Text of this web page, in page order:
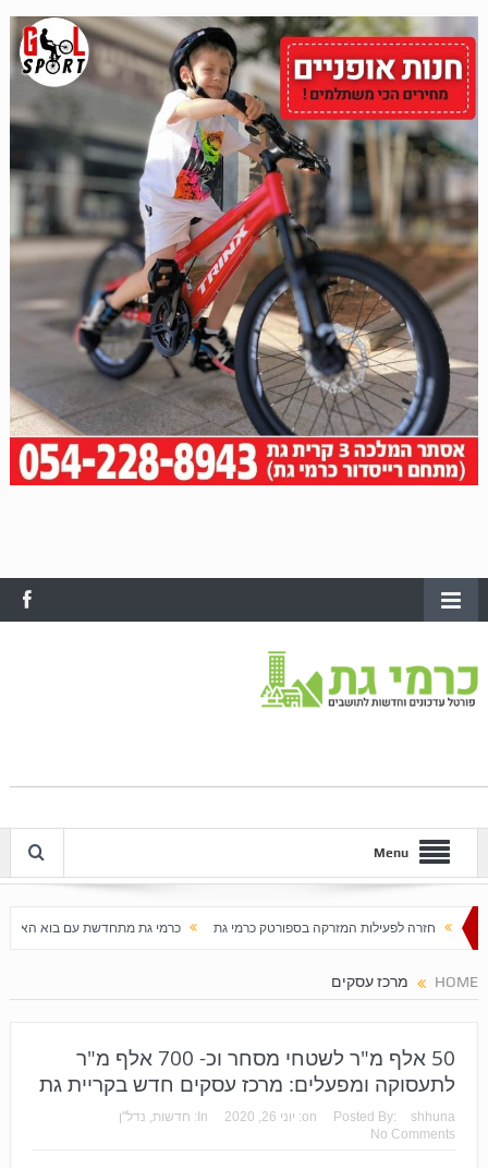
Menu
המזרקה בספורטק כרמי גת כרמי גת מתחדשת עם בוא האביב עלייה חדה
HOME מרכז עסקים
50 אלף מ"ר לשטחי מסחר וכ- 700 אלף מ"ר
לתעסוקה ומפעלים: מרכז עסקים חדש בקריית גת
Posted By: shhuna
on: יוני 26, 2020 In: חדשות, נדל"ן
No Comments